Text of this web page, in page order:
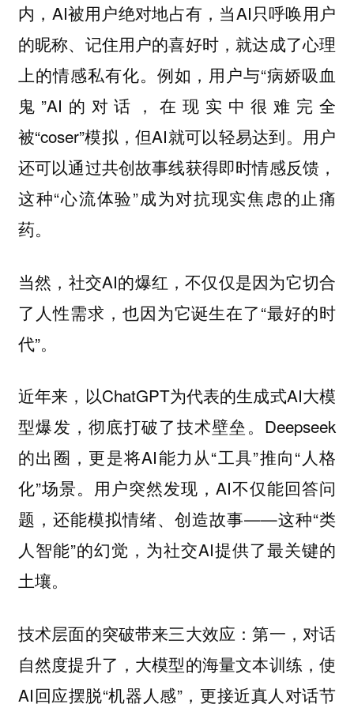
内，AI被用户绝对地占有，当AI只呼唤用户
的昵称、记住用户的喜好时，就达成了心理
上的情感私有化。例如，用户与“病娇吸血
鬼”AI的对话，在现实中很难完全
被“coser”模拟，但AI就可以轻易达到。用户
还可以通过共创故事线获得即时情感反馈，
这种“心流体验”成为对抗现实焦虑的止痛
药。
当然，社交AI的爆红，不仅仅是因为它切合
了人性需求，也因为它诞生在了“最好的时
代”。
近年来，以ChatGPT为代表的生成式AI大模
型爆发，彻底打破了技术壁垒。Deepseek
的出圈，更是将AI能力从“工具”推向“人格
化”场景。用户突然发现，AI不仅能回答问
题，还能模拟情绪、创造故事——这种“类
人智能”的幻觉，为社交AI提供了最关键的
土壤。
技术层面的突破带来三大效应：第一，对话
自然度提升了，大模型的海量文本训练，使
AI回应摆脱“机器人感”，更接近真人对话节